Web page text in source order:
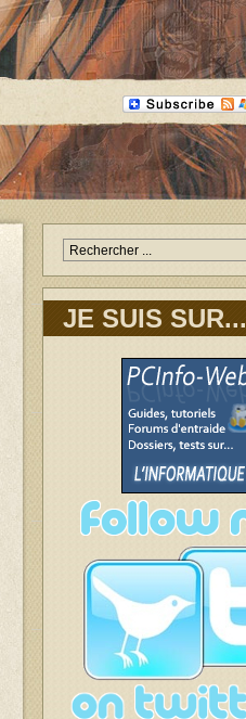
JE SUIS SUR...